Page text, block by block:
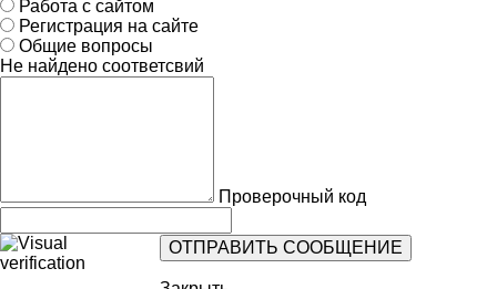
Работа с сайтом
Регистрация на сайте
Общие вопросы
Не найдено соответсвий
Проверочный код